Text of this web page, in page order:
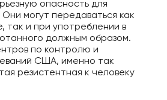
опасность для
могут передаваться как
так и при употреблении в
должным образом.
по контролю и
США, именно так
резистентная к человеку